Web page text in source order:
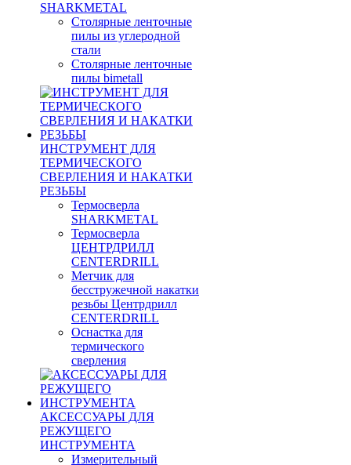
SHARKMETAL
Столярные ленточные
пилы из углеродной
стали
Столярные ленточные
пилы bimetall
ИНСТРУМЕНТ ДЛЯ
ТЕРМИЧЕСКОГО
СВЕРЛЕНИЯ И НАКАТКИ
РЕЗЬБЫ
Термосверла
SHARKMETAL
Термосверла
ЦЕНТРДРИЛЛ
CENTERDRILL
Метчик для
бесстружечной накатки
резьбы Центрдрилл
CENTERDRILL
Оснастка для
термического
сверления
АКСЕССУАРЫ ДЛЯ
РЕЖУЩЕГО
ИНСТРУМЕНТА
Измерительный